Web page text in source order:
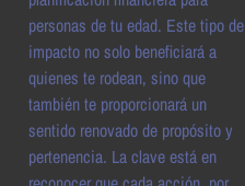
personas de tu edad. Este tipo de
impacto no solo beneficiará a
quienes te rodean, sino que
también te proporcionará un
sentido renovado de propósito y
pertenencia. La clave está en